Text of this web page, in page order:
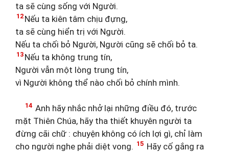
ta sẽ cùng sống với Người.
12 Nếu ta kiên tâm chịu đựng,
ta sẽ cùng hiển trị với Người.
Nếu ta chối bỏ Người, Người cũng sẽ chối bỏ ta.
13 Nếu ta không trung tín,
Người vẫn một lòng trung tín,
vì Người không thể nào chối bỏ chính mình.
14 Anh hãy nhắc nhở lại những điều đó, trước
mặt Thiên Chúa, hãy tha thiết khuyên người ta
đừng cãi chữ : chuyện không có ích lợi gì, chỉ làm
cho người nghe phải diệt vong. 15 Hãy cố gắng ra